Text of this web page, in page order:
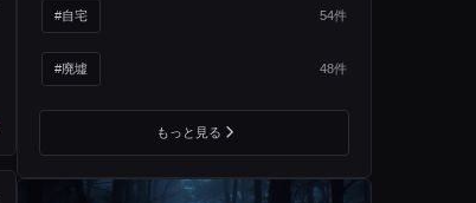
#自宅 54件
#廃墟 48件
もっと見る